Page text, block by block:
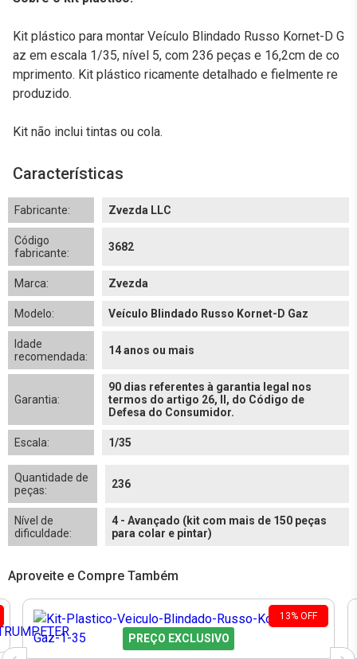
Kit plástico para montar Veículo Blindado Russo Kornet-D G
az em escala 1/35, nível 5, com 236 peças e 16,2cm de co
mprimento. Kit plástico ricamente detalhado e fielmente re
produzido.
Kit não inclui tintas ou cola.
Características
Fabricante: Zvezda LLC
Código
fabricante:
3682
Marca: Zvezda
Modelo: Veículo Blindado Russo Kornet-D Gaz
Idade
recomendada:
14 anos ou mais
Garantia:
90 dias referentes à garantia legal nos
termos do artigo 26, II, do Código de
Defesa do Consumidor.
Escala: 1/35
Quantidade de
peças:
236
Nível de
dificuldade:
4 - Avançado (kit com mais de 150 peças
para colar e pintar)
Aproveite e Compre Também
13% OFF
PREÇO EXCLUSIVO